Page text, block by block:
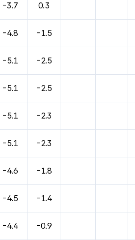
-3.7 0.3
-4.8 -1.5
-5.1 -2.5
-5.1 -2.5
-5.1 -2.3
-5.1 -2.3
-4.6 -1.8
-4.5 -1.4
-4.4 -0.9